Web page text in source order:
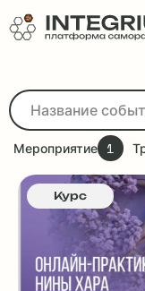
Мероприятие 1
Курс